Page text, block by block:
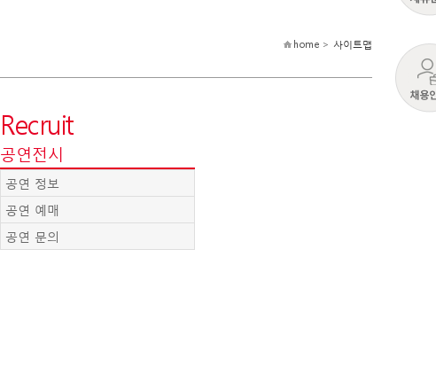
home > 사이트맵
Recruit
공연전시
공연 정보
공연 예매
공연 문의